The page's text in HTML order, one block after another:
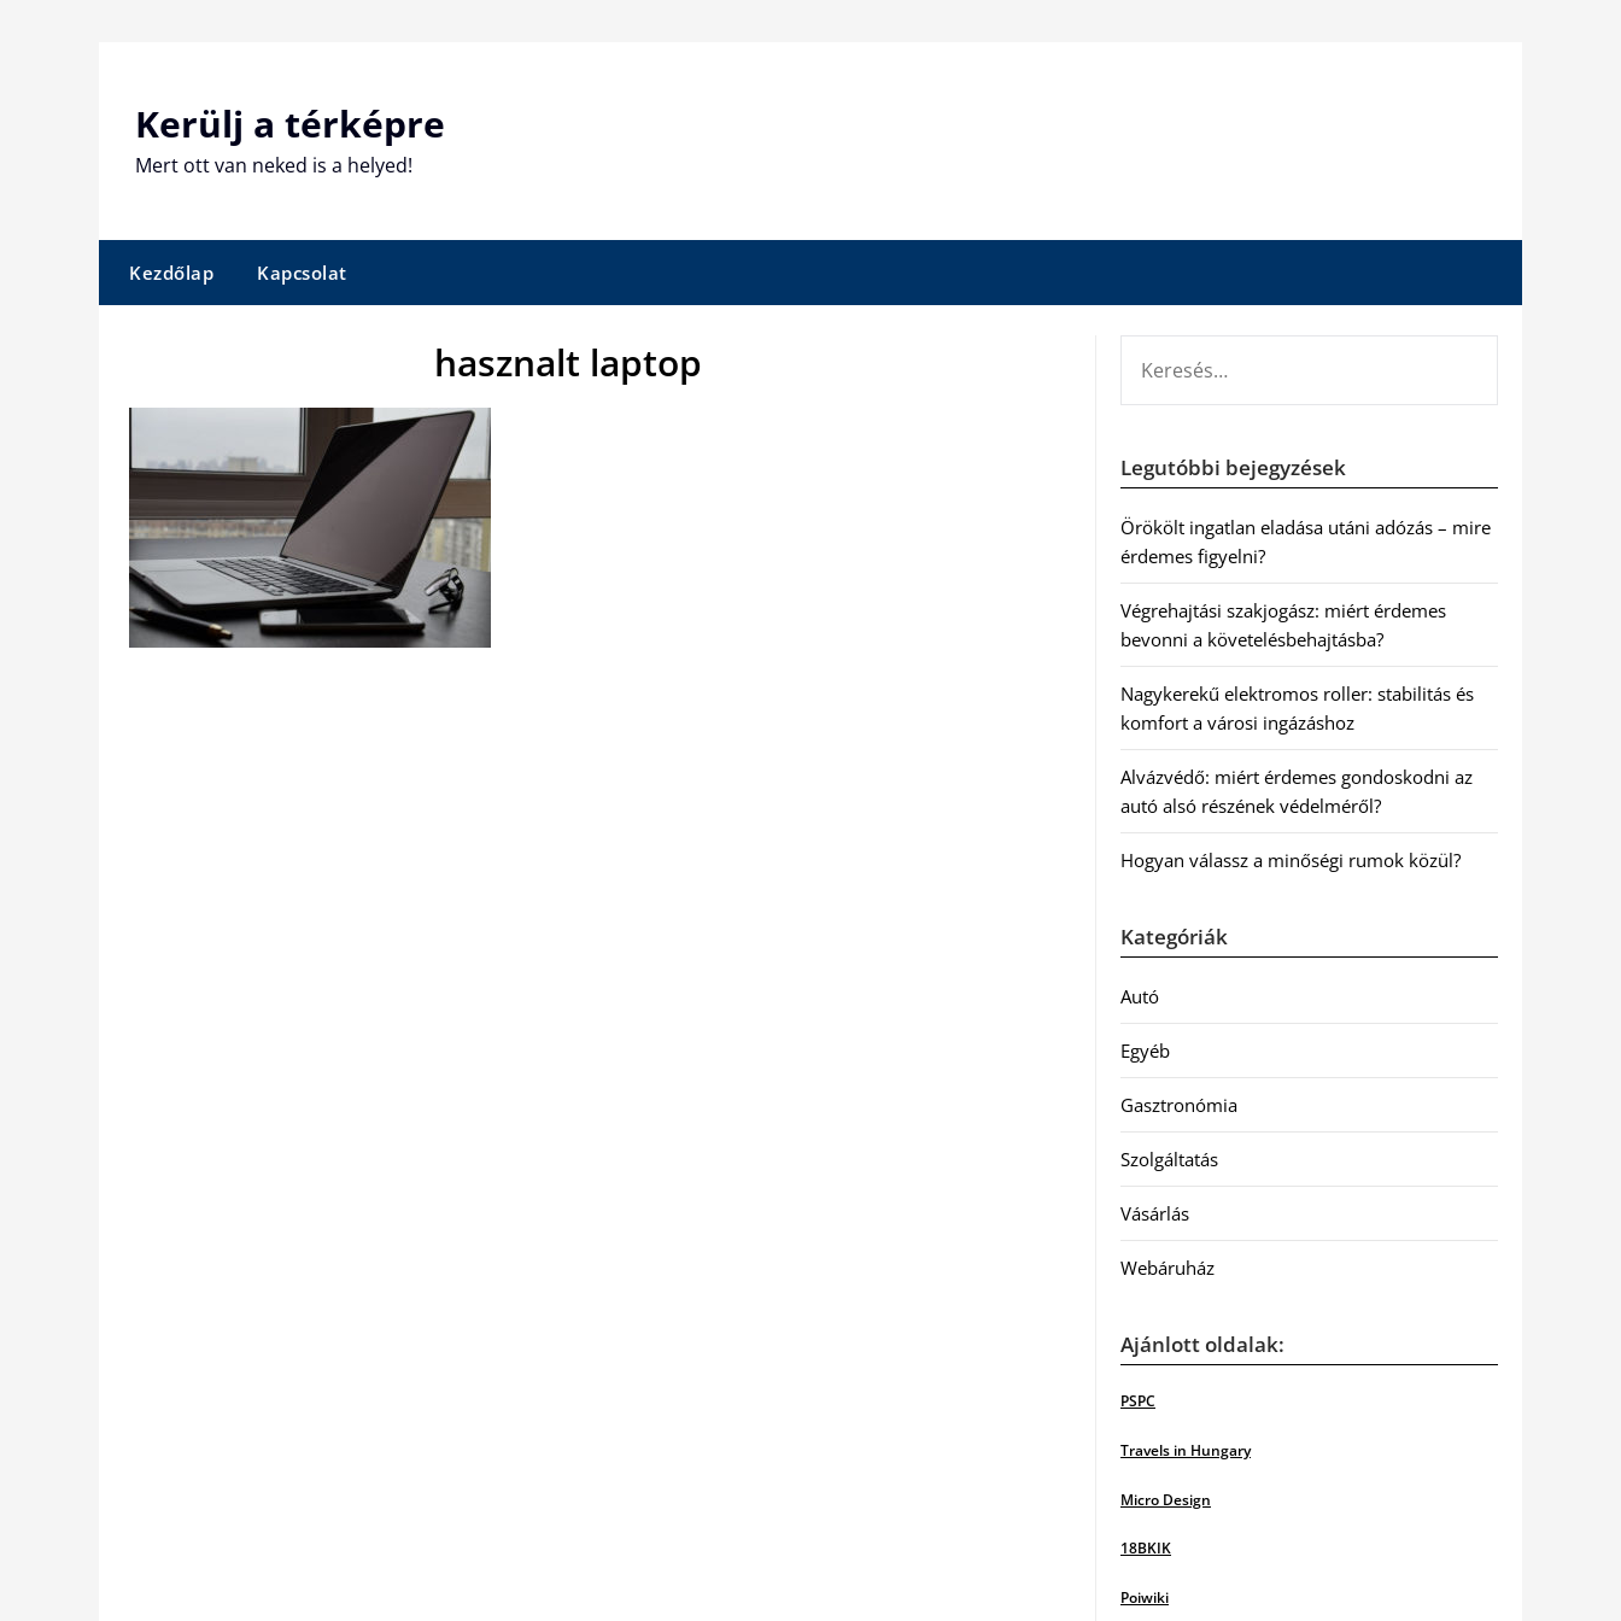
Kerülj a térképre
Mert ott van neked is a helyed!
Kezdőlap Kapcsolat
hasznalt laptop
Legutóbbi bejegyzések
Örökölt ingatlan eladása utáni adózás – mire
érdemes figyelni?
Végrehajtási szakjogász: miért érdemes
bevonni a követelésbehajtásba?
Nagykerekű elektromos roller: stabilitás és
komfort a városi ingázáshoz
Alvázvédő: miért érdemes gondoskodni az
autó alsó részének védelméről?
Hogyan válassz a minőségi rumok közül?
Kategóriák
Autó
Egyéb
Gasztronómia
Szolgáltatás
Vásárlás
Webáruház
Ajánlott oldalak:
PSPC
Travels in Hungary
Micro Design
18BKIK
Poiwiki